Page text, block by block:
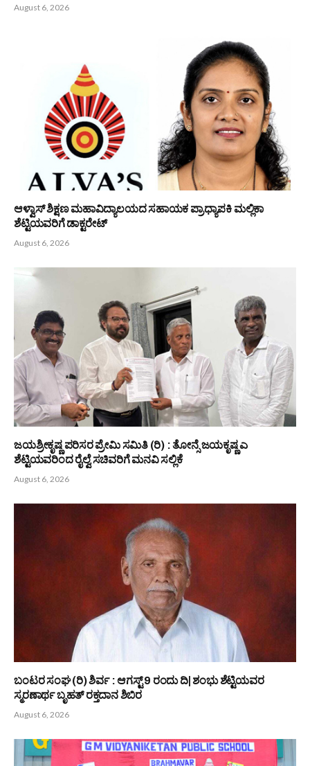
August 6, 2026
ಆಳ್ವಾಸ್ ಶಿಕ್ಷಣ ಮಹಾವಿದ್ಯಾಲಯದ ಸಹಾಯಕ ಪ್ರಾಧ್ಯಾಪಕಿ ಮಲ್ಲಿಕಾ
ಶೆಟ್ಟಿಯವರಿಗೆ ಡಾಕ್ಟರೇಟ್
August 6, 2026
ಜಯಶ್ರೀಕೃಷ್ಣ ಪರಿಸರ ಪ್ರೇಮಿ ಸಮಿತಿ (ರಿ) : ತೋನ್ಸೆ ಜಯಕೃಷ್ಣ ಎ
ಶೆಟ್ಟಿಯವರಿಂದ ರೈಲ್ವೆ ಸಚಿವರಿಗೆ ಮನವಿ ಸಲ್ಲಿಕೆ
August 6, 2026
ಬಂಟರ ಸಂಘ (ರಿ) ಶಿರ್ವ : ಆಗಸ್ಟ್ 9 ರಂದು ದಿ| ಶಂಭು ಶೆಟ್ಟಿಯವರ
ಸ್ಮರಣಾರ್ಥ ಬೃಹತ್ ರಕ್ತದಾನ ಶಿಬಿರ
August 6, 2026